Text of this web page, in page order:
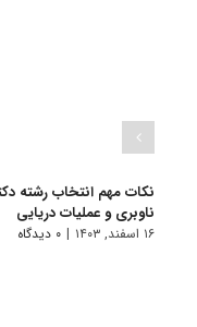
نکات مهم انتخاب رشته
ناوبری و عملیات دریایی
۱۶ اسفند, ۱۴۰۳ | ۰ دیدگاه